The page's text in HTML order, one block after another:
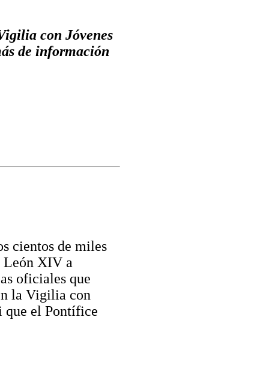
con Jóvenes
de información
cientos de miles
León XIV a
oficiales que
la Vigilia con
que el Pontífice